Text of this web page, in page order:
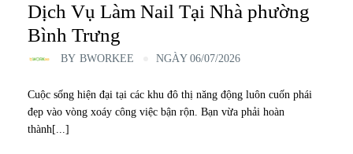
Dịch Vụ Làm Nail Tại Nhà phường
Bình Trưng
BY BWORKEE NGÀY 06/07/2026
Cuộc sống hiện đại tại các khu đô thị năng động luôn cuốn phái
đẹp vào vòng xoáy công việc bận rộn. Bạn vừa phải hoàn
thành[...]